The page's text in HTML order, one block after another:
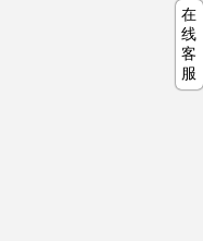
在
线
客
服